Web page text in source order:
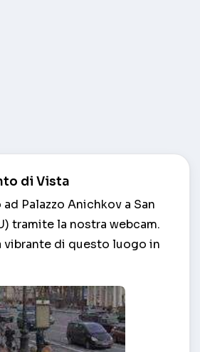
di Vista
Palazzo Anichkov a San
tramite la nostra webcam.
vibrante di questo luogo in